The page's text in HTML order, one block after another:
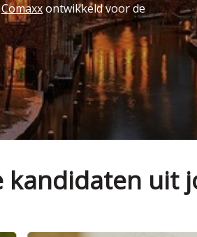
Comaxxontwikkeld voor de
kandidaten uit